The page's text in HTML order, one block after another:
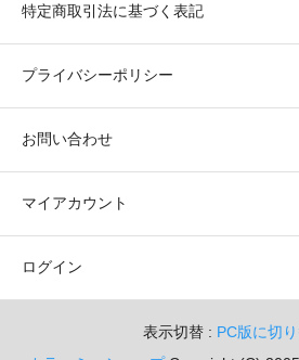
特定商取引法に基づく表記
プライバシーポリシー
お問い合わせ
マイアカウント
ログイン
表示切替 : PC版に切